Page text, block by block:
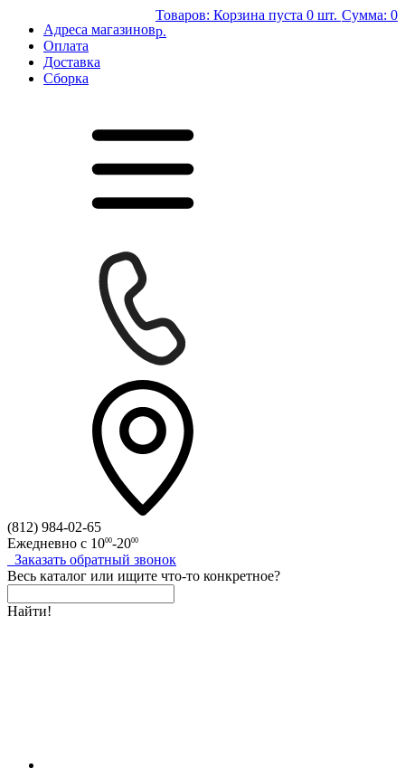
Адреса магазинов
Оплата
Доставка
Сборка
Товаров: Корзина пуста 0 шт. Сумма: 0
р.
(812) 984-02-65
Ежедневно с 1000-2000
Заказать обратный звонок
Весь каталог или ищите что-то конкретное?
Найти!